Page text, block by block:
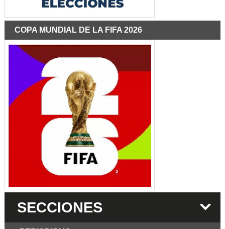
COPA MUNDIAL DE LA FIFA 2026
SECCIONES